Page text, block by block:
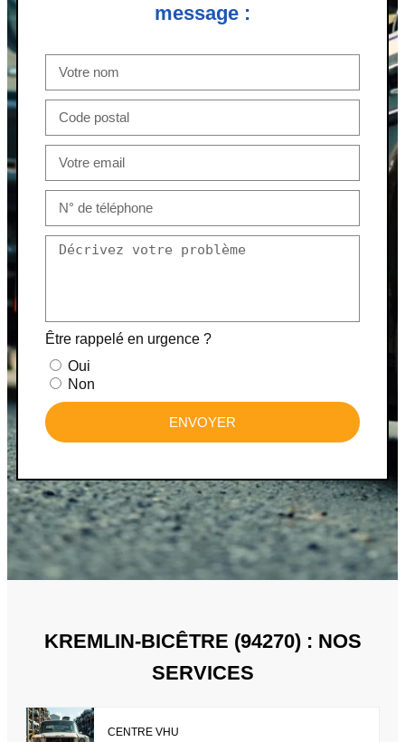
message :
Être rappelé en urgence ?
Oui
Non
ENVOYER
KREMLIN-BICÊTRE (94270) : NOS
SERVICES
CENTRE VHU